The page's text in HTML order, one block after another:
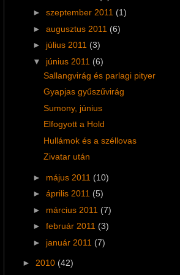
► szeptember 2011 (1)
► augusztus 2011 (6)
► július 2011 (3)
▼ június 2011 (6)
Sallangvirág és parlagi pityer
Gyapjas gyűszűvirág
Sumony, június
Elfogyott a Hold
Hullámok és a széllovas
Zivatar után
► május 2011 (10)
► április 2011 (5)
► március 2011 (7)
► február 2011 (3)
► január 2011 (7)
► 2010 (42)